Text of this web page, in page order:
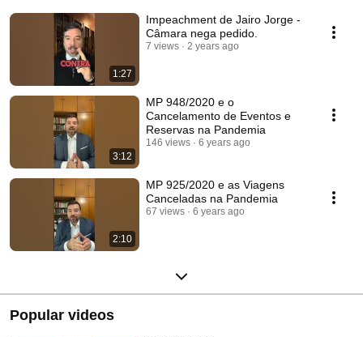
1:27
Impeachment de Jairo Jorge -
Câmara nega pedido.
7 views 2 years ago
3:12
MP 948/2020 e o
Cancelamento de Eventos e
Reservas na Pandemia
146 views 6 years ago
2:10
MP 925/2020 e as Viagens
Canceladas na Pandemia
67 views 6 years ago
Popular videos